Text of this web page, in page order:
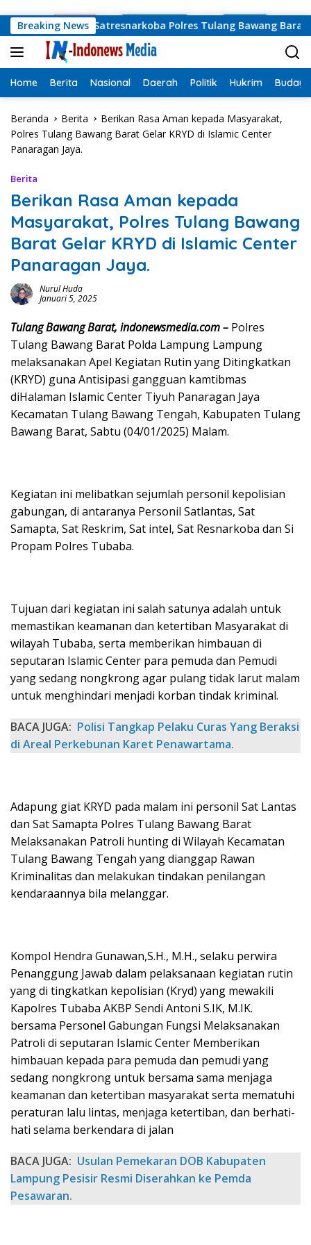
Breaking NewsSatresnarkoba Polres Tulang Bawang Barat
Home Berita Nasional Daerah Politik Hukrim Budaya
Beranda Berita
Berikan Rasa Aman kepada Masyarakat,
Polres Tulang Bawang Barat Gelar KRYD di Islamic Center
Panaragan Jaya.
Berita
Berikan Rasa Aman kepada
Masyarakat, Polres Tulang Bawang
Barat Gelar KRYD di Islamic Center
Panaragan Jaya.
Nurul Huda
Januari 5, 2025
Tulang Bawang Barat, indonewsmedia.com – Polres
Tulang Bawang Barat Polda Lampung Lampung
melaksanakan Apel Kegiatan Rutin yang Ditingkatkan
(KRYD) guna Antisipasi gangguan kamtibmas
diHalaman Islamic Center Tiyuh Panaragan Jaya
Kecamatan Tulang Bawang Tengah, Kabupaten Tulang
Bawang Barat, Sabtu (04/01/2025) Malam.
Kegiatan ini melibatkan sejumlah personil kepolisian
gabungan, di antaranya Personil Satlantas, Sat
Samapta, Sat Reskrim, Sat intel, Sat Resnarkoba dan Si
Propam Polres Tubaba.
Tujuan dari kegiatan ini salah satunya adalah untuk
memastikan keamanan dan ketertiban Masyarakat di
wilayah Tubaba, serta memberikan himbauan di
seputaran Islamic Center para pemuda dan Pemudi
yang sedang nongkrong agar pulang tidak larut malam
untuk menghindari menjadi korban tindak kriminal.
BACA JUGA: Polisi Tangkap Pelaku Curas Yang Beraksi
di Areal Perkebunan Karet Penawartama.
Adapung giat KRYD pada malam ini personil Sat Lantas
dan Sat Samapta Polres Tulang Bawang Barat
Melaksanakan Patroli hunting di Wilayah Kecamatan
Tulang Bawang Tengah yang dianggap Rawan
Kriminalitas dan melakukan tindakan penilangan
kendaraannya bila melanggar.
Kompol Hendra Gunawan,S.H., M.H., selaku perwira
Penanggung Jawab dalam pelaksanaan kegiatan rutin
yang di tingkatkan kepolisian (Kryd) yang mewakili
Kapolres Tubaba AKBP Sendi Antoni S.IK, M.IK.
bersama Personel Gabungan Fungsi Melaksanakan
Patroli di seputaran Islamic Center Memberikan
himbauan kepada para pemuda dan pemudi yang
sedang nongkrong untuk bersama sama menjaga
keamanan dan ketertiban masyarakat serta mematuhi
peraturan lalu lintas, menjaga ketertiban, dan berhati-
hati selama berkendara di jalan
BACA JUGA: Usulan Pemekaran DOB Kabupaten
Lampung Pesisir Resmi Diserahkan ke Pemda
Pesawaran.